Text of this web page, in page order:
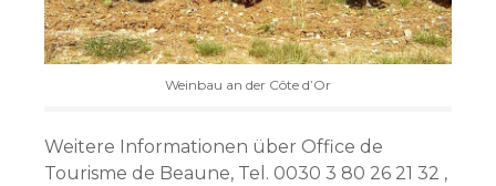
Weinbau an der Côte d’Or
Weitere Informationen über Office de
Tourisme de Beaune, Tel. 0030 3 80 26 21 32 ,